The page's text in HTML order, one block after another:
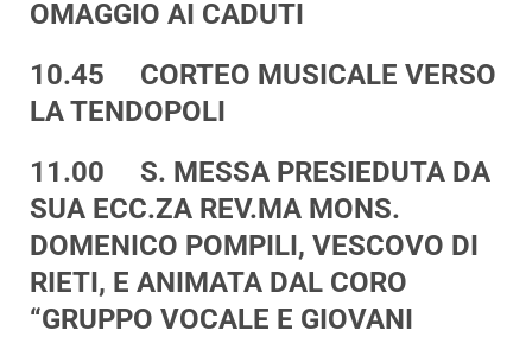
OMAGGIO AI CADUTI
10.45 CORTEO MUSICALE VERSO
LA TENDOPOLI
11.00 S. MESSA PRESIEDUTA DA
SUA ECC.ZA REV.MA MONS.
DOMENICO POMPILI, VESCOVO DI
RIETI, E ANIMATA DAL CORO
“GRUPPO VOCALE E GIOVANI